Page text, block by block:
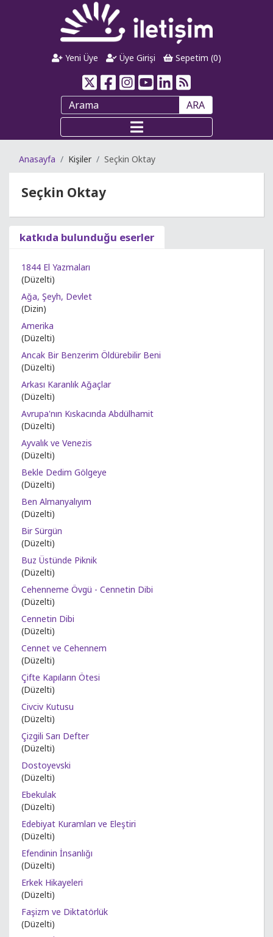
Yeni Üye Üye Girişi Sepetim (0)
ARA
Anasayfa Kişiler Seçkin Oktay
Seçkin Oktay
katkıda bulunduğu eserler
1844 El Yazmaları
(Düzelti)
Ağa, Şeyh, Devlet
(Dizin)
Amerika
(Düzelti)
Ancak Bir Benzerim Öldürebilir Beni
(Düzelti)
Arkası Karanlık Ağaçlar
(Düzelti)
Avrupa'nın Kıskacında Abdülhamit
(Düzelti)
Ayvalık ve Venezis
(Düzelti)
Bekle Dedim Gölgeye
(Düzelti)
Ben Almanyalıyım
(Düzelti)
Bir Sürgün
(Düzelti)
Buz Üstünde Piknik
(Düzelti)
Cehenneme Övgü - Cennetin Dibi
(Düzelti)
Cennetin Dibi
(Düzelti)
Cennet ve Cehennem
(Düzelti)
Çifte Kapıların Ötesi
(Düzelti)
Civciv Kutusu
(Düzelti)
Çizgili Sarı Defter
(Düzelti)
Dostoyevski
(Düzelti)
Ebekulak
(Düzelti)
Edebiyat Kuramları ve Eleştiri
(Düzelti)
Efendinin İnsanlığı
(Düzelti)
Erkek Hikayeleri
(Düzelti)
Faşizm ve Diktatörlük
(Düzelti)